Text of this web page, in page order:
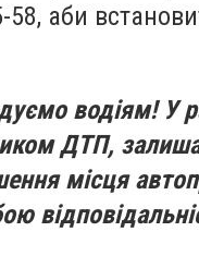
аби
водіям! У
ДТП,
місця